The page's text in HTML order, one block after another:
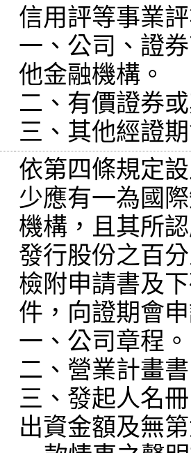
信用評等事業
一、公司、證
他金融機構。
二、有價證券
依第四條規定
少應有一為國
機構，且其所
發行股份之百
檢附申請書及
件，向證期會
一、公司章程。
二、營業計畫
三、發起人名
出資金額及無